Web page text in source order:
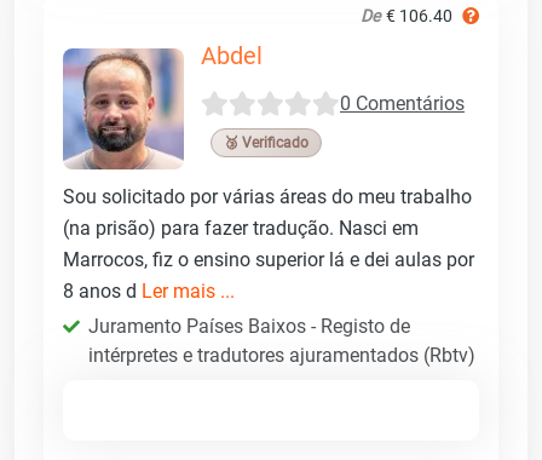
De € 106.40
Abdel
0 Comentários
🥉 Verificado
Sou solicitado por várias áreas do meu trabalho
(na prisão) para fazer tradução. Nasci em
Marrocos, fiz o ensino superior lá e dei aulas por
8 anos d Ler mais ...
Juramento Países Baixos - Registo de
intérpretes e tradutores ajuramentados (Rbtv)